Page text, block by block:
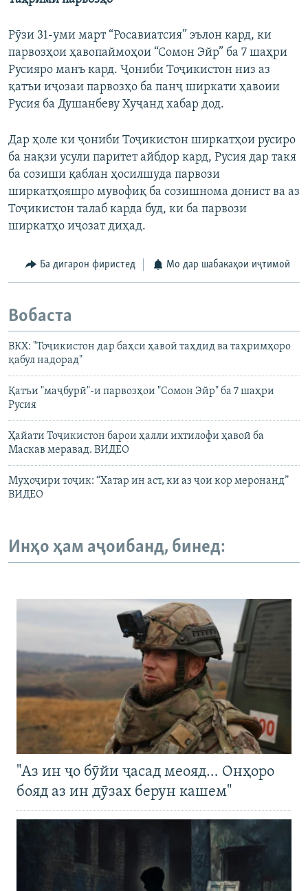
Рӯзи 31-уми март “Росавиатсия” эълон кард, ки
парвозҳои ҳавопаймоҳои “Сомон Эйр” ба 7 шаҳри
Русияро манъ кард. Ҷониби Тоҷикистон низ аз
қатъи иҷозаи парвозҳо ба панҷ ширкати ҳавоии
Русия ба Душанбеву Хуҷанд хабар дод.
Дар ҳоле ки ҷониби Тоҷикистон ширкатҳои русиро
ба нақзи усули паритет айбдор кард, Русия дар такя
ба созиши қаблан ҳосилшуда парвози
ширкатҳояшро мувофиқ ба созишнома донист ва аз
Тоҷикистон талаб карда буд, ки ба парвози
ширкатҳо иҷозат диҳад.
Ба дигарон фиристед Мо дар шабакаҳои иҷтимоӣ
Вобаста
ВКХ: "Тоҷикистон дар баҳси ҳавоӣ таҳдид ва таҳримҳоро
қабул надорад"
Қатъи "маҷбурӣ"-и парвозҳои "Сомон Эйр" ба 7 шаҳри
Русия
Ҳайати Тоҷикистон барои ҳалли ихтилофи ҳавоӣ ба
Маскав меравад. ВИДЕО
Муҳоҷири тоҷик: “Хатар ин аст, ки аз ҷои кор меронанд”
ВИДЕО
Инҳо ҳам аҷоибанд, бинед:
"Аз ин ҷо бӯйи ҷасад меояд… Онҳоро
бояд аз ин дӯзах берун кашем"